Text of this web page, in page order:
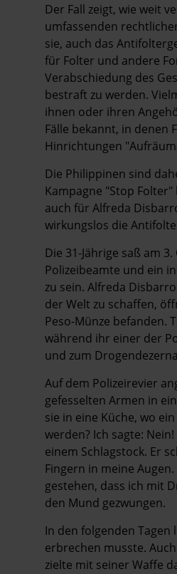
Der Fall zeigt, wie weit
umfassenden
sie, auch das
für Folter und andere
Verabschiedung des
bestraft zu werden.
ihnen oder ihren
Fälle bekannt, in
Hinrichtungen
Die Philippinen sind
Kampagne "Stop
auch für Alfreda
wirkungslos die
Die 31-Jährige saß am
Polizeibeamte und ein
zu sein. Alfreda
der Welt zu schaffen,
Peso-Münze befanden.
während ihr einer der
und zum
Auf dem Polizeirevier
gefesselten Armen in
sie in eine Küche, wo
werden? Ich sagte:
einem Schlagstock. Er
Fingern in meine
gestehen, dass ich mit
den Mund gezwungen.
In den folgenden
erbrechen musste.
zielte mit seiner Waffe